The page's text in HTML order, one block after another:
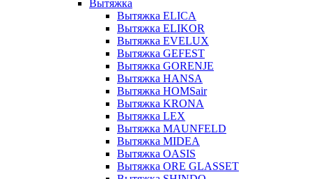
Вытяжка
Вытяжка ELICA
Вытяжка ELIKOR
Вытяжка EVELUX
Вытяжка GEFEST
Вытяжка GORENJE
Вытяжка HANSA
Вытяжка HOMSair
Вытяжка KRONA
Вытяжка LEX
Вытяжка MAUNFELD
Вытяжка MIDEA
Вытяжка OASIS
Вытяжка ORE GLASSET